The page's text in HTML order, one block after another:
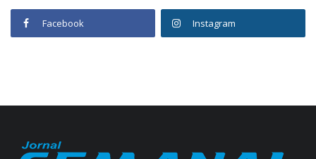
Facebook Instagram